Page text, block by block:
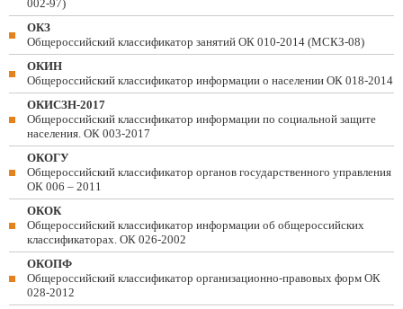
002-97)
ОКЗ
Общероссийский классификатор занятий ОК 010-2014 (МСКЗ-08)
ОКИН
Общероссийский классификатор информации о населении ОК 018-2014
ОКИСЗН-2017
Общероссийский классификатор информации по социальной защите
населения. ОК 003-2017
ОКОГУ
Общероссийский классификатор органов государственного управления
ОК 006 – 2011
ОКОК
Общероссийский классификатор информации об общероссийских
классификаторах. ОК 026-2002
ОКОПФ
Общероссийский классификатор организационно-правовых форм ОК
028-2012